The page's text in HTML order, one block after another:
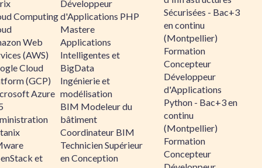
Computing
Web
(AWS)
Cloud
(GCP)
Azure
et
Développeur
d'Applications PHP
Mastere
Applications
Intelligentes et
BigData
Ingénierie et
modélisation
BIM Modeleur du
bâtiment
Coordinateur BIM
Technicien Supérieur
en Conception
Sécurisées - Bac+3
en continu
(Montpellier)
Formation
Concepteur
Développeur
d'Applications
Python - Bac+3 en
continu
(Montpellier)
Formation
Concepteur